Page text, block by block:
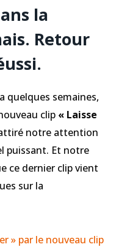
la
Retour
quelques semaines,
clip « Laisse
notre attention
puissant. Et notre
ce dernier clip vient
sur la
» par le nouveau clip